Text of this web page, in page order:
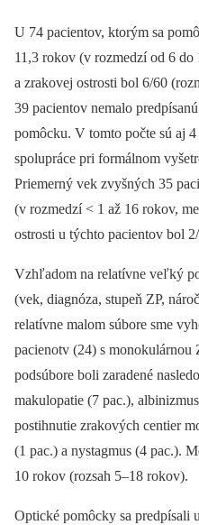
U 74 pacientov, ktorým sa
11,3 rokov (v rozmedzí od 6
a zrakovej ostrosti bol 6/60
39 pacientov nemalo
pomôcku. V tomto počte sú aj
spolupráce pri formálnom
Priemerný vek zvyšných 35
(v rozmedzí < 1 až 16 rokov,
ostrosti u týchto pacientov bol
Vzhľadom na relatívne veľký
(vek, diagnóza, stupeň ZP,
relatívne malom súbore sme
pacienotv (24) s
podsúbore boli zaradené
makulopatie (7 pac.),
postihnutie zrakových centier
(1 pac.) a nystagmus (4 pac.).
10 rokov (rozsah 5–18 rokov).
Optické pomôcky sa predpísali